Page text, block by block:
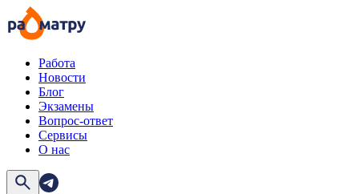
Работа
Новости
Блог
Экзамены
Вопрос-ответ
Сервисы
О нас